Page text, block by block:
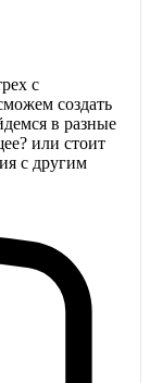
с
создать
в разные
или стоит
с другим